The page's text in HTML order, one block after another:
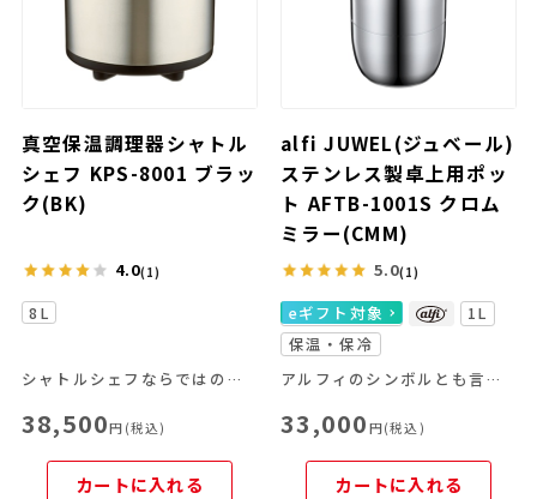
真空保温調理器シャトル
シェフ KPS-8001 ブラッ
ク(BK)
4.0(1)
8L
シャトルシェフならではの便利な機能を豊富なラインナップから
38,500円(税込)
カートに入れる
alfi JUWEL(ジュベール)
ステンレス製卓上用ポッ
ト AFTB-1001S クロム
ミラー(CMM)
5.0(1)
eギフト対象
1L
保温・保冷
アルフィのシンボルとも言えるJUWEL。ワンアクションで開閉できるシンプルな中栓でお手入れ性も高く、内びんがステンレス製なので長時間の保温・保冷も可能です。
33,000 円(税込)
カートに入れる